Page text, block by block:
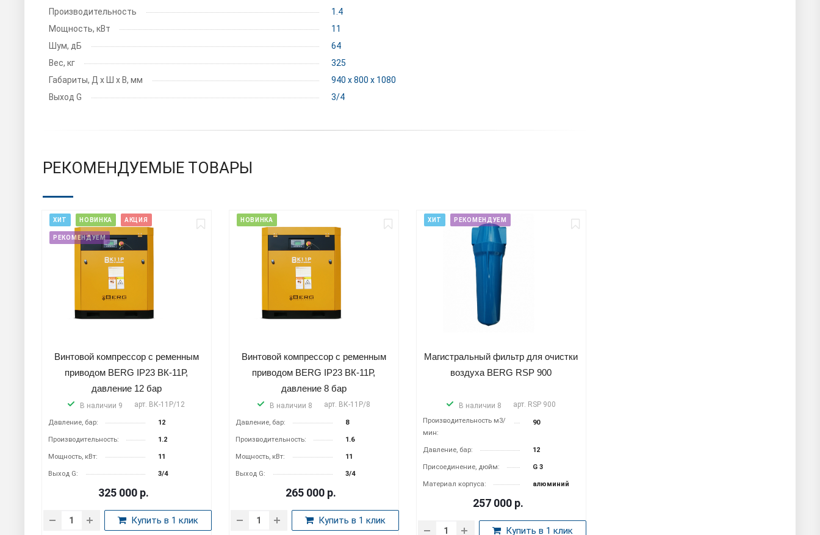
Производительность
1.4
Мощность, кВт
11
Шум, дБ
64
Вес, кг
325
Габариты, Д х Ш х В, мм
940 x 800 x 1080
Выход G
3/4
РЕКОМЕНДУЕМЫЕ ТОВАРЫ
ХИТ НОВИНКА АКЦИЯ
РЕКОМЕНДУЕМ
Винтовой компрессор с ременным
приводом BERG IP23 ВК-11Р,
давление 12 бар
В наличии 9 арт. ВК-11Р/12
Давление, бар: 12
Производительность: 1.2
Мощность, кВт: 11
Выход G: 3/4
325 000 р.
Купить в 1 клик
НОВИНКА
Винтовой компрессор с ременным
приводом BERG IP23 ВК-11Р,
давление 8 бар
В наличии 8 арт. ВК-11Р/8
Давление, бар: 8
Производительность: 1.6
Мощность, кВт: 11
Выход G: 3/4
265 000 р.
Купить в 1 клик
ХИТ РЕКОМЕНДУЕМ
Магистральный фильтр для очистки
воздуха BERG RSP 900
В наличии 8 арт. RSP 900
Производитель­ность м3/
мин:
90
Давление, бар: 12
Присоединение, дюйм: G 3
Материал корпуса: алюминий
257 000 р.
Купить в 1 клик